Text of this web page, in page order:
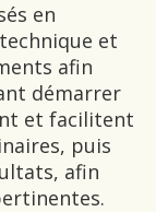
en
et
afin
démarrer
et facilitent
puis
afin